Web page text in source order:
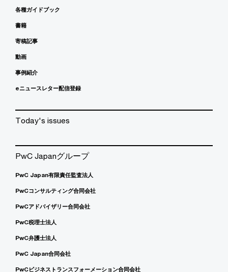
各種ガイドブック
書籍
寄稿記事
動画
事例紹介
eニュースレター配信登録
Today's issues
PwC Japanグループ
PwC Japan有限責任監査法人
PwCコンサルティング合同会社
PwCアドバイザリー合同会社
PwC税理士法人
PwC弁護士法人
PwC Japan合同会社
PwCビジネストランスフォーメーション合同会社